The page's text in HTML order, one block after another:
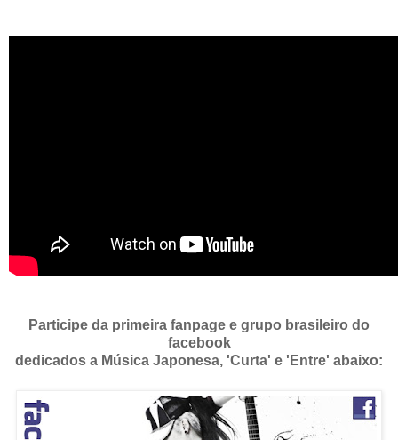
Participe da primeira fanpage e grupo brasileiro do
facebook
dedicados a Música Japonesa, 'Curta' e 'Entre' abaixo: